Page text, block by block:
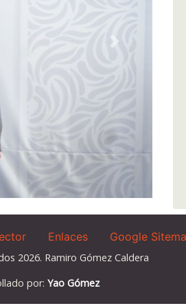
Siguiente
Enlaces Google
2026. Ramiro Gómez Caldera
por: Yao Gómez